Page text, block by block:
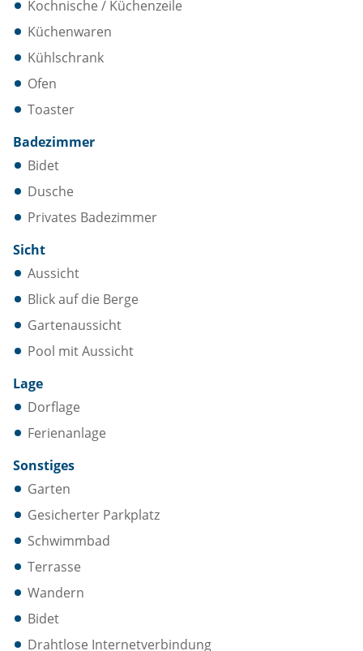
Kochnische / Küchenzeile
Küchenwaren
Kühlschrank
Ofen
Toaster
Badezimmer
Bidet
Dusche
Privates Badezimmer
Sicht
Aussicht
Blick auf die Berge
Gartenaussicht
Pool mit Aussicht
Lage
Dorflage
Ferienanlage
Sonstiges
Garten
Gesicherter Parkplatz
Schwimmbad
Terrasse
Wandern
Bidet
Drahtlose Internetverbindung